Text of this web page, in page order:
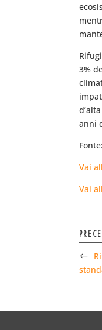
3%
anni
Fonte:
Vai
Vai